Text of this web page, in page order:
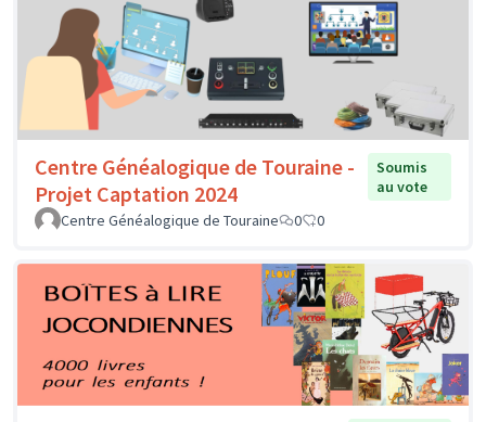
Centre Généalogique de Touraine -
Projet Captation 2024
Soumis
au vote
Centre Généalogique de Touraine
0 0